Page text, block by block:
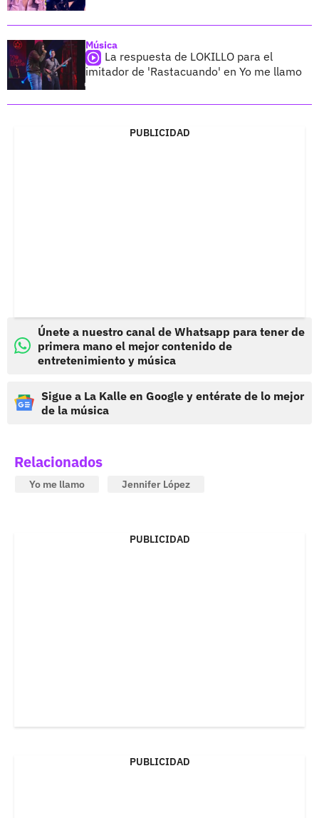
Música
La respuesta de LOKILLO para el
imitador de 'Rastacuando' en Yo me llamo
PUBLICIDAD
Únete a nuestro canal de Whatsapp para tener de
primera mano el mejor contenido de
entretenimiento y música
Sigue a La Kalle en Google y entérate de lo mejor
de la música
Relacionados
Yo me llamo Jennifer López
PUBLICIDAD
PUBLICIDAD